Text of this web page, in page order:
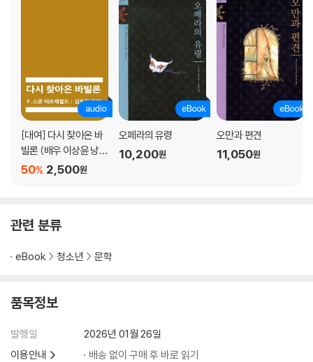
[대여] 다시 찾아온 바
빌론 (배우 이상윤 낭
독)
2,500원
50%
오페라의 유령
10,200원
오만과 편견
11,050원
관련 분류
eBook 청소년 문학
품목정보
발행일
2026년 01월 26일
이용안내
배송 없이 구매 후 바로 읽기